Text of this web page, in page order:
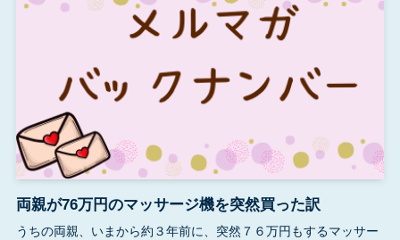
両親が76万円のマッサージ機を突然買った訳
うちの両親、いまから約３年前に、突然７６万円もするマッサー